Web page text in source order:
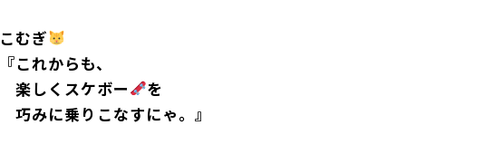
こむぎ
『これからも、
楽しくスケボー
を
巧みに乗りこなすにゃ。』